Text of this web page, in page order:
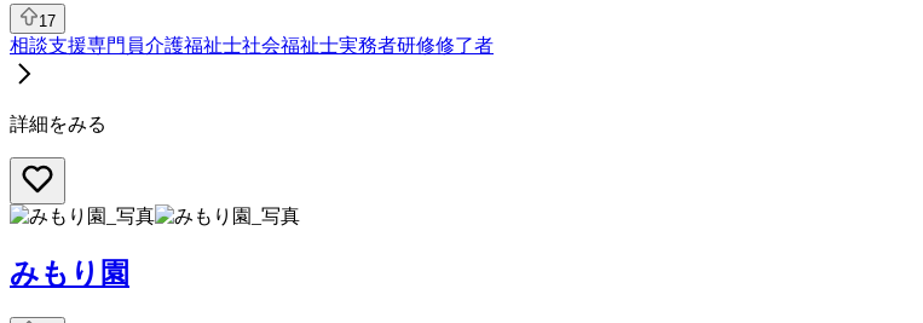
17
相談支援専門員介護福祉士社会福祉士実務者研修修了者
詳細をみる
みもり園